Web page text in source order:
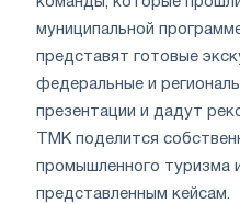
муниципальной
представят готовые
федеральные и
презентации и дадут
ТМК поделится
промышленного туризма
представленным кейсам.